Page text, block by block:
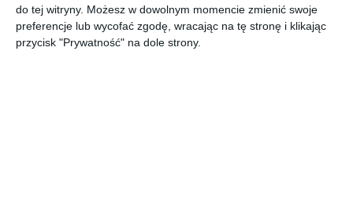
do tej witryny. Możesz w dowolnym momencie zmienić swoje
preferencje lub wycofać zgodę, wracając na tę stronę i klikając
przycisk "Prywatność" na dole strony.
Łazienka w
szarościach ze
smukłą wanną firmy
Łazienka z
granatową ścianą
oraz z toaletą z